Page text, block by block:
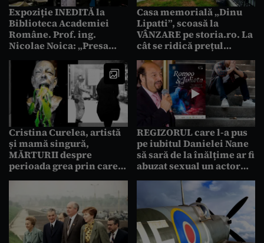
Expoziție INEDITĂ la
Biblioteca Academiei
Române. Prof. ing.
Nicolae Noica: „Presa
1829, în fiecare ziar”
Casa memorială „Dinu
Lipatti”, scoasă la
VÂNZARE pe storia.ro. La
cât se ridică prețul
lista monumentelor
istorice
Cristina Curelea, artistă
și mamă singură,
MĂRTURII despre
perioada grea prin care
fost cuiburi”
REGIZORUL care l-a pus
pe iubitul Danielei Nane
să sară de la înălțime ar fi
abuzat sexual un actor
cerut, public, iertare